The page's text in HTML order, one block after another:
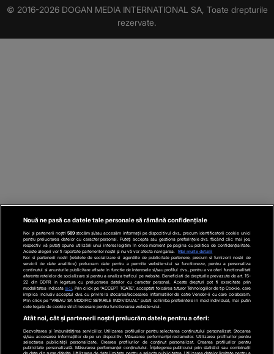
© 2016-2026 DOGAN MEDIA INTERNATIONAL SA, Toate drepturile
rezervate.
Nouă ne pasă ca datele tale personale să rămână confidențiale
Noi și partenerii noștri 589stocăm și/sau accesăm informații pe dispozitivul dvs., precum identificatorii cookie unici
pentru prelucrarea datelor cu caracter personal. Puteți accepta sau gestiona preferințele dvs. făcând clic mai jos,
respectiv vă puteți opune utilizării unui interes legitim în orice moment pe pagina cu politica de confidențialitate.
Aceste alegeri vor fi raportate partenerilor noștri și nu vă vor afecta navigarea.
Mai multe detalii
Noi si partenerii nostri (retelele de socializare si agentiile de publicitate partenere, precum si furnizorii nostri de
servicii de date analitice) prelucram date pentru a permite website-ului sa functioneze, pentru a personaliza
continutul si anunturile publicitare afisate in functie de interesele si/sau profilul dvs., pentru a va oferi functionalitati
aferente retelelor de socializare si pentru a analiza traficul pe website. Beneficiati de drepturile prevazute de art. 15-
22 din GDPR in legatura cu prelucrarea datelor cu caracter personal. Aceste drepturi pot fi exercitate prin
modalitatea indicataaici . Prin click pe “ACCEPT TOATE”, acceptati folosirea tuturor Tehnologiilor de tip Cookie, care
implica inclusiv acceptul dvs. cu privire la stocarea/accesarea informatiilor de catre Vendor-ii cu care colaboram.
Prin click pe “VREAU SA MODIFIC SETARILE INDIVIDUAL” puteti schimba preferintele in mod individual, mai putin
cele legate de cookie strict necesare pentru functionarea website-ului.
Atât noi, cât și partenerii noștri prelucrăm datele pentru a oferi:
Dezvoltarea și îmbunătățirea serviciilor. Utilizarea profilurilor pentru selectarea conținutului personalizat. Stocarea
și/sau accesarea informațiilor de pe un dispozitiv. Măsurarea performanței reclamelor. Utilizarea profilurilor pentru
selectarea publicității personalizate. Crearea profilurilor de conținut personalizat. Crearea profilurilor pentru
publicitate personalizată. Măsurarea performanței conținutului. Înțelegerea publicului prin statistici sau combinații